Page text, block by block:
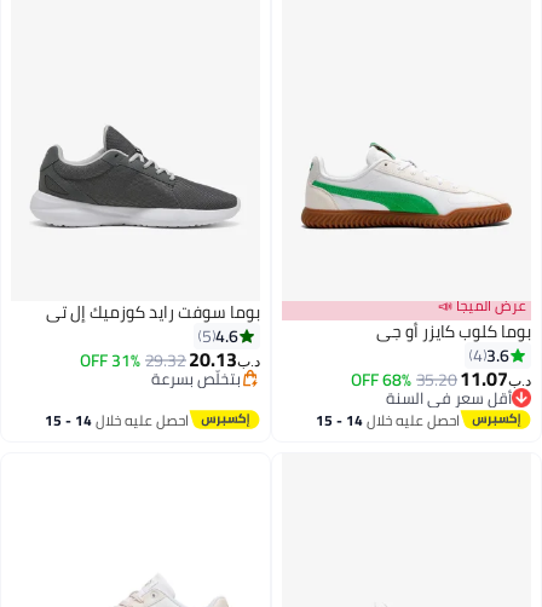
📣
كايزر أو جي
4
35.20
68% OFF
سعر في السنة
سعر في السنة
احصل عليه خلال 14 - 15
بوما سوفت رايد كوزميك إل تي
5
20.13
29.32
31% OFF
بتخلّص بسرعة
بتخلّص بسرعة
احصل عليه خلال 14 - 15